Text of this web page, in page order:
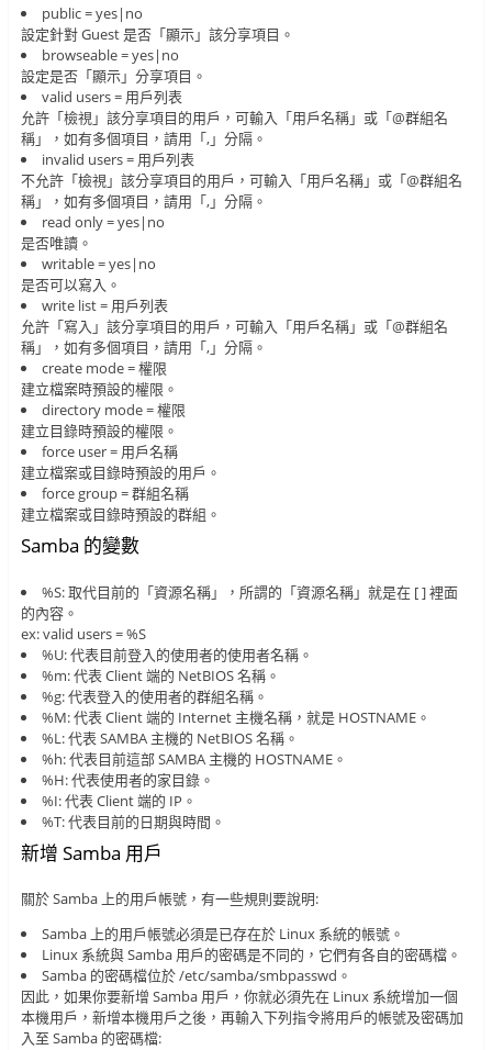
public = yes|no
設定針對 Guest 是否「顯示」該分享項目。
browseable = yes|no
設定是否「顯示」分享項目。
valid users = 用戶列表
允許「檢視」該分享項目的用戶，可輸入「用戶名稱」或「@群組名
稱」，如有多個項目，請用「,」分隔。
invalid users = 用戶列表
不允許「檢視」該分享項目的用戶，可輸入「用戶名稱」或「@群組名
稱」，如有多個項目，請用「,」分隔。
read only = yes|no
是否唯讀。
writable = yes|no
是否可以寫入。
write list = 用戶列表
允許「寫入」該分享項目的用戶，可輸入「用戶名稱」或「@群組名
稱」，如有多個項目，請用「,」分隔。
create mode = 權限
建立檔案時預設的權限。
directory mode = 權限
建立目錄時預設的權限。
force user = 用戶名稱
建立檔案或目錄時預設的用戶。
force group = 群組名稱
建立檔案或目錄時預設的群組。
Samba 的變數
%S: 取代目前的「資源名稱」，所謂的「資源名稱」就是在 [ ] 裡面
的內容。
ex: valid users = %S
%U: 代表目前登入的使用者的使用者名稱。
%m: 代表 Client 端的 NetBIOS 名稱。
%g: 代表登入的使用者的群組名稱。
%M: 代表 Client 端的 Internet 主機名稱，就是 HOSTNAME。
%L: 代表 SAMBA 主機的 NetBIOS 名稱。
%h: 代表目前這部 SAMBA 主機的 HOSTNAME。
%H: 代表使用者的家目錄。
%I: 代表 Client 端的 IP。
%T: 代表目前的日期與時間。
新增 Samba 用戶
關於 Samba 上的用戶帳號，有一些規則要說明:
Samba 上的用戶帳號必須是已存在於 Linux 系統的帳號。
Linux 系統與 Samba 用戶的密碼是不同的，它們有各自的密碼檔。
Samba 的密碼檔位於 /etc/samba/smbpasswd。
因此，如果你要新增 Samba 用戶，你就必須先在 Linux 系統增加一個
本機用戶，新增本機用戶之後，再輸入下列指令將用戶的帳號及密碼加
入至 Samba 的密碼檔: